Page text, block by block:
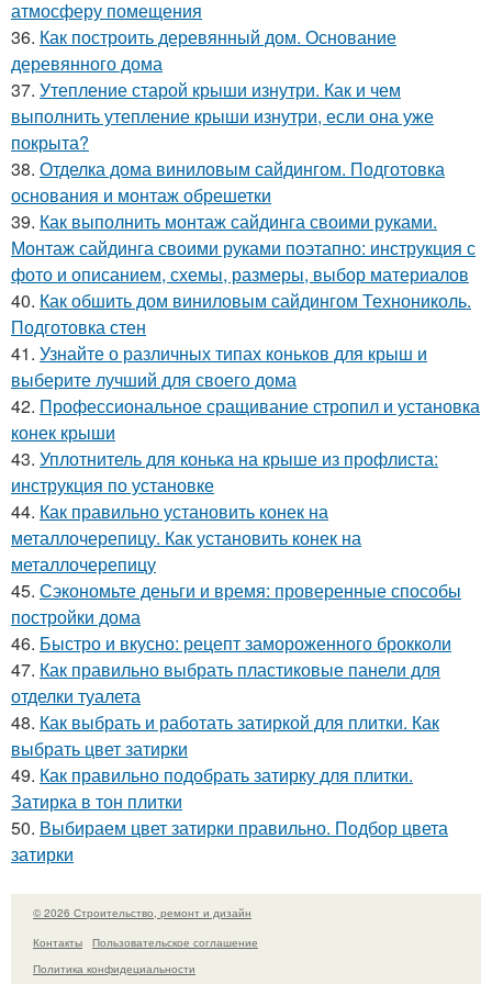
атмосферу помещения
36. Как построить деревянный дом. Основание
деревянного дома
37. Утепление старой крыши изнутри. Как и чем
выполнить утепление крыши изнутри, если она уже
покрыта?
38. Отделка дома виниловым сайдингом. Подготовка
основания и монтаж обрешетки
39. Как выполнить монтаж сайдинга своими руками.
Монтаж сайдинга своими руками поэтапно: инструкция с
фото и описанием, схемы, размеры, выбор материалов
40. Как обшить дом виниловым сайдингом Технониколь.
Подготовка стен
41. Узнайте о различных типах коньков для крыш и
выберите лучший для своего дома
42. Профессиональное сращивание стропил и установка
конек крыши
43. Уплотнитель для конька на крыше из профлиста:
инструкция по установке
44. Как правильно установить конек на
металлочерепицу. Как установить конек на
металлочерепицу
45. Сэкономьте деньги и время: проверенные способы
постройки дома
46. Быстро и вкусно: рецепт замороженного брокколи
47. Как правильно выбрать пластиковые панели для
отделки туалета
48. Как выбрать и работать затиркой для плитки. Как
выбрать цвет затирки
49. Как правильно подобрать затирку для плитки.
Затирка в тон плитки
50. Выбираем цвет затирки правильно. Подбор цвета
затирки
© 2026 Строительство, ремонт и дизайн
Контакты
Пользовательское соглашение
Политика конфидециальности